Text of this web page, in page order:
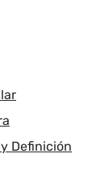
Definición